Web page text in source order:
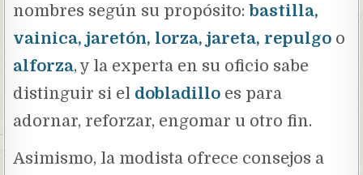
nombres según su propósito:bastilla,
vainica, jaretón, lorza, jareta, repulgo o
alforza, y la experta en su oficio sabe
distinguir si el dobladillo es para
adornar, reforzar, engomar u otro fin.
Asimismo, la modista ofrece consejos a